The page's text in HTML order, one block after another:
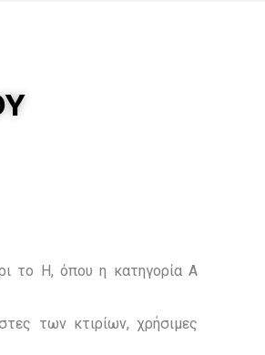
το Η, όπου η κατηγορία Α
των κτιρίων, χρήσιμες